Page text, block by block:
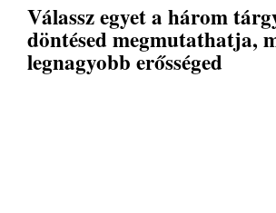
Válassz egyet a három
döntésed megmutathatja,
legnagyobb erősséged